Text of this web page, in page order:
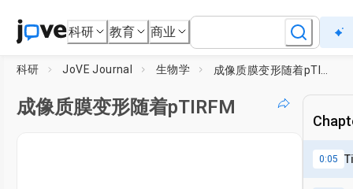
科研 教育 商业
科研 JoVE Journal 生物学
成像质膜变形随着pTIRFM
0:05